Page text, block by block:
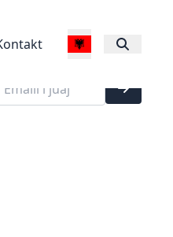
Regjistrohu në
tonë